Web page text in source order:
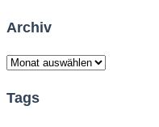
Archiv
Archiv
Tags